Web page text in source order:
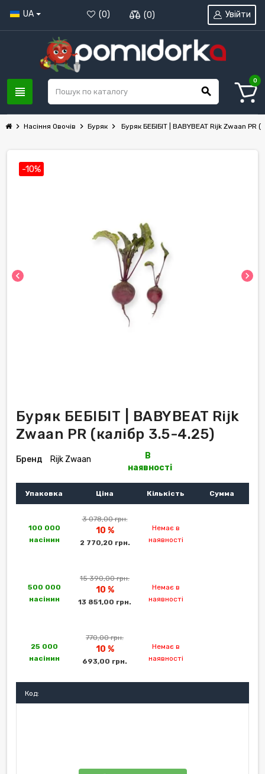
UA (0) (0)
view_headline search
Увійти
0
chevron_right Насіння Овочів chevron_right Буряк chevron_right Буряк БЕБІБІТ | BABYBEAT Rijk Zwaan PR
chevron_left chevron_right
-10%
Буряк БЕБІБІТ | BABYBEAT Rijk
Zwaan PR (калібр 3.5-4.25)
Бренд Rijk Zwaan
В
наявності
Упаковка Ціна Кількість Сумма
100 000
насінин
3 078,00 грн.
10 %
2 770,20 грн.
Немає в
наявності
500 000
насінин
15 390,00 грн.
10 %
13 851,00 грн.
Немає в
наявності
25 000
насінин
770,00 грн.
10 %
693,00 грн.
Немає в
наявності
Код: